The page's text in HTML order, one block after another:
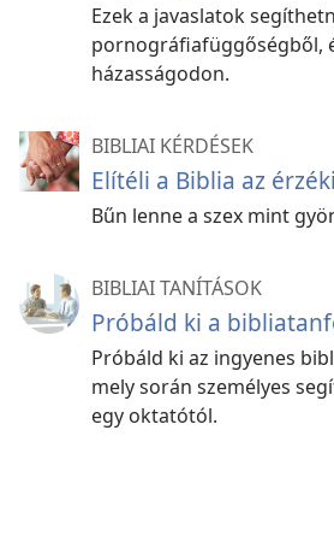
Ezek a javaslatok
pornográfiafüggőségből,
házasságodon.
BIBLIAI KÉRDÉSEK
Elítéli a Biblia az
Bűn lenne a szex mint
BIBLIAI TANÍTÁSOK
Próbáld ki a
Próbáld ki az ingyenes
mely során személyes
egy oktatótól.